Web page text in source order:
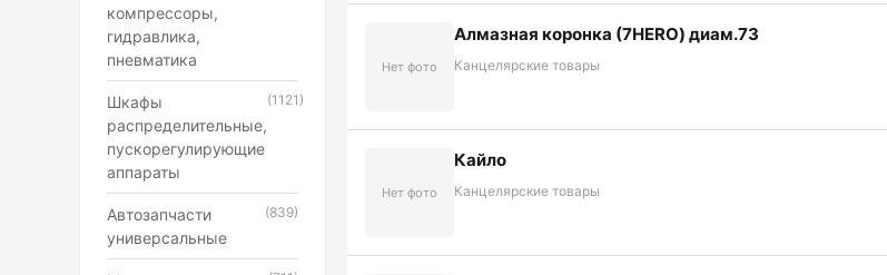
компрессоры,
гидравлика,
пневматика
Шкафы
распределительные,
пускорегулирующие
аппараты
(1121)
Автозапчасти
универсальные
(839)
Нет фото
Алмазная коронка (7HERO) диам.73
Канцелярские товары
Нет фото
Кайло
Канцелярские товары